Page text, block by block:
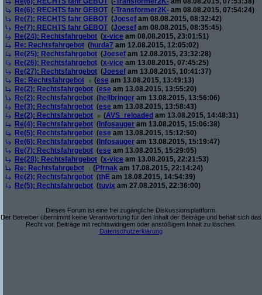
Re(6): RECHTS fahr GEBOT (-Transformer2K- am 08.08.2015, 07:54:24)
Re(7): RECHTS fahr GEBOT (Joesef am 08.08.2015, 08:32:42)
Re(7): RECHTS fahr GEBOT (Joesef am 08.08.2015, 08:35:45)
Re(24): Rechtsfahrgebot (x-vice am 08.08.2015, 23:01:51)
Re: Rechtsfahrgebot (hurda7 am 12.08.2015, 12:05:02)
Re(25): Rechtsfahrgebot (Joesef am 12.08.2015, 23:32:28)
Re(26): Rechtsfahrgebot (x-vice am 13.08.2015, 07:45:25)
Re(27): Rechtsfahrgebot (Joesef am 13.08.2015, 10:41:37)
Re: Rechtsfahrgebot
(ese am 13.08.2015, 13:49:13)
Re(2): Rechtsfahrgebot (ese am 13.08.2015, 13:55:20)
Re(2): Rechtsfahrgebot (hellbringer am 13.08.2015, 13:56:06)
Re(3): Rechtsfahrgebot (ese am 13.08.2015, 13:58:43)
Re(2): Rechtsfahrgebot
(AVS_reloaded am 13.08.2015, 14:48:31)
Re(4): Rechtsfahrgebot ( Infosauger am 13.08.2015, 15:06:38)
Re(5): Rechtsfahrgebot (ese am 13.08.2015, 15:12:50)
Re(6): Rechtsfahrgebot ( Infosauger am 13.08.2015, 15:19:47)
Re(7): Rechtsfahrgebot (ese am 13.08.2015, 15:29:05)
Re(28): Rechtsfahrgebot (x-vice am 13.08.2015, 22:21:53)
Re: Rechtsfahrgebot
(Pfrnak am 17.08.2015, 22:14:24)
Re(2): Rechtsfahrgebot (thE am 18.08.2015, 14:54:39)
Re(5): Rechtsfahrgebot (tuvix am 27.08.2015, 22:36:00)
Dieses Forum ist eine frei zugängliche Diskussionsplattform.
Der Betreiber übernimmt keine Verantwortung für den Inhalt der Beiträge und behält sich das
Recht vor, Beiträge mit rechtswidrigem oder anstößigem Inhalt zu löschen.
Datenschutzerklärung